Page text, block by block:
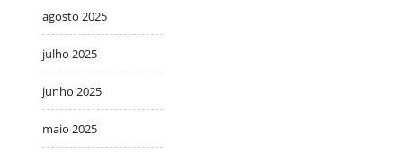
agosto 2025
julho 2025
junho 2025
maio 2025